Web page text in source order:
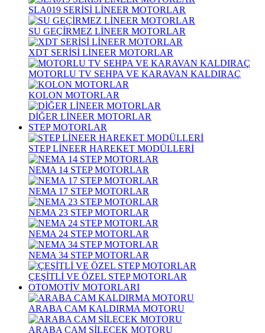
SLA019 SERİSİ LİNEER MOTORLAR
SU GEÇİRMEZ LİNEER MOTORLAR
XDT SERİSİ LİNEER MOTORLAR
MOTORLU TV SEHPA VE KARAVAN KALDIRAÇ
KOLON MOTORLAR
DİĞER LİNEER MOTORLAR
STEP MOTORLAR
STEP LİNEER HAREKET MODÜLLERİ
NEMA 14 STEP MOTORLAR
NEMA 17 STEP MOTORLAR
NEMA 23 STEP MOTORLAR
NEMA 24 STEP MOTORLAR
NEMA 34 STEP MOTORLAR
ÇEŞİTLİ VE ÖZEL STEP MOTORLAR
OTOMOTİV MOTORLARI
ARABA CAM KALDIRMA MOTORU
ARABA CAM SİLECEK MOTORU